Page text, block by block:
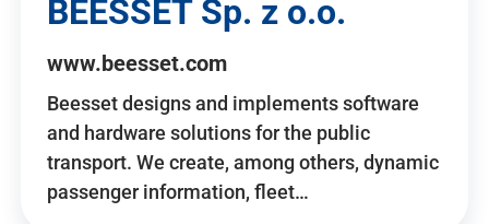
BEESSET Sp. z o.o.
www.beesset.com
Beesset designs and implements software
and hardware solutions for the public
transport. We create, among others, dynamic
passenger information, fleet…